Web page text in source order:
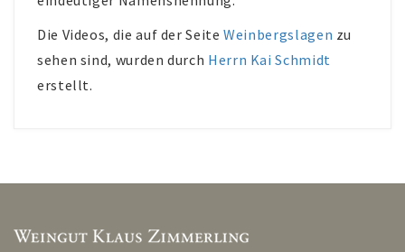
Die Videos, die auf der SeiteWeinbergslagen zu
sehen sind, wurden durch Herrn Kai Schmidt
erstellt.